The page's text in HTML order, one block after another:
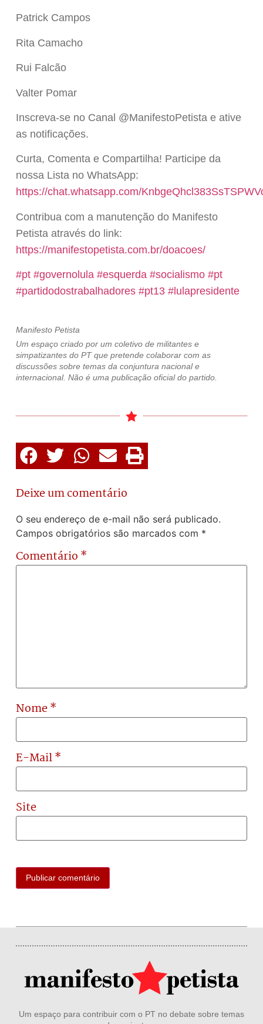
Patrick Campos
Rita Camacho
Rui Falcão
Valter Pomar
Inscreva-se no Canal @ManifestoPetista e ative
as notificações.
Curta, Comenta e Compartilha! Participe da
nossa Lista no WhatsApp:
https://chat.whatsapp.com/
Contribua com a manutenção do Manifesto
Petista através do link:
https://manifestopetista.com.br/doacoes/
#pt #governolula #esquerda #socialismo #pt
#partidodostrabalhadores #pt13 #lulapresidente
Manifesto Petista
Um espaço criado por um coletivo de militantes e
simpatizantes do PT que pretende colaborar com as
discussões sobre temas da conjuntura nacional e
internacional. Não é uma publicação oficial do partido.
Deixe um comentário
O seu endereço de e-mail não será publicado.
Campos obrigatórios são marcados com *
Comentário *
Nome*
E-Mail*
Site
Um espaço para contribuir com o PT no debate sobre temas